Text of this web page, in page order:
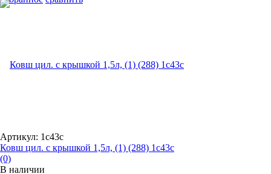
Артикул: 1с43с
Ковш цил. с крышкой 1,5л, (1) (288) 1с43с
(0)
В наличии